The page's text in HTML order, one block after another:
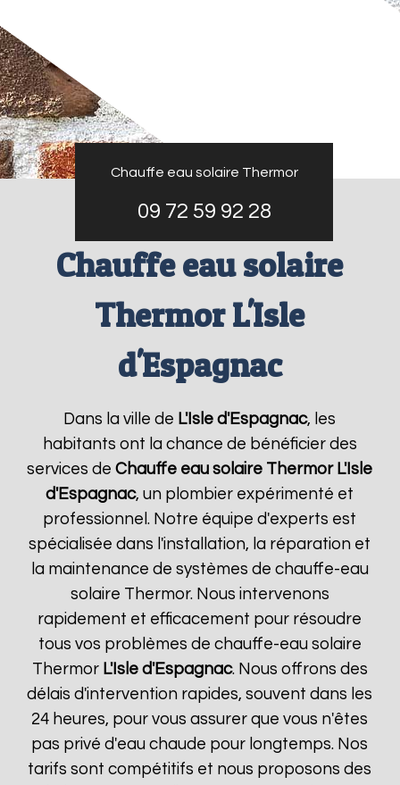
Chauffe eau solaire Thermor
09 72 59 92 28
Chauffe eau solaire
Thermor L'Isle
d'Espagnac
Dans la ville de L'Isle d'Espagnac, les
habitants ont la chance de bénéficier des
services deChauffe eau solaire Thermor L'Isle
d'Espagnac, un plombier expérimenté et
professionnel. Notre équipe d'experts est
spécialisée dans l'installation, la réparation et
la maintenance de systèmes de chauffe-eau
solaire Thermor. Nous intervenons
rapidement et efficacement pour résoudre
tous vos problèmes de chauffe-eau solaire
Thermor L'Isle d'Espagnac. Nous offrons des
délais d'intervention rapides, souvent dans les
24 heures, pour vous assurer que vous n'êtes
pas privé d'eau chaude pour longtemps. Nos
tarifs sont compétitifs et nous proposons des